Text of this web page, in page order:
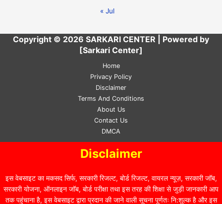
« Jul
Copyright © 2026 SARKARI CENTER | Powered by
[Sarkari Center]
Home
Privacy Policy
Disclaimer
Terms And Conditions
About Us
Contact Us
DMCA
Disclaimer
इस वेबसाइट का मकसद सिर्फ, सरकारी रिजल्ट, बोर्ड रिजल्ट, वायरल न्यूज़, सरकारी जॉब,
सरकारी योजना, ऑनलाइन जॉब, बोर्ड परीक्षा तथा इस तरह की शिक्षा से जुड़ी जानकारी आप
तक पहुंचाना है, इस वेबसाइट द्वारा प्रदान की जाने वाली सूचना पूर्णतः नि:शुल्क है और इस